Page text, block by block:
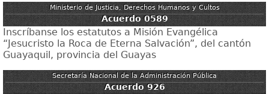
Ministerio de Justicia, Derechos Humanos y Cultos
Acuerdo 0589
Inscríbanse los estatutos a Misión Evangélica
“Jesucristo la Roca de Eterna Salvación”, del cantón
Guayaquil, provincia del Guayas
Secretaría Nacional de la Administración Pública
Acuerdo 926